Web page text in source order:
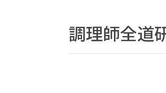
調理師全道